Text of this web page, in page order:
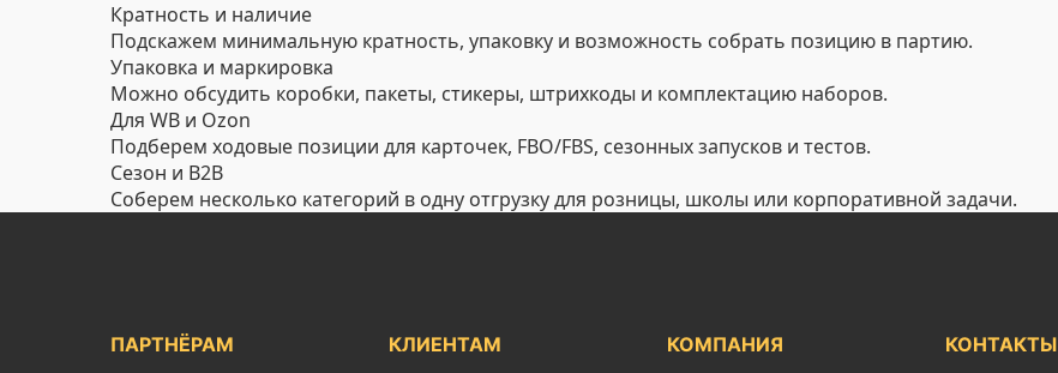
Кратность и наличие
Подскажем минимальную кратность, упаковку и возможность собрать позицию в партию.
Упаковка и маркировка
Можно обсудить коробки, пакеты, стикеры, штрихкоды и комплектацию наборов.
Для WB и Ozon
Подберем ходовые позиции для карточек, FBO/FBS, сезонных запусков и тестов.
Сезон и B2B
Соберем несколько категорий в одну отгрузку для розницы, школы или корпоративной задачи.
ПАРТНЁРАМ КЛИЕНТАМ КОМПАНИЯ КОНТАКТЫ